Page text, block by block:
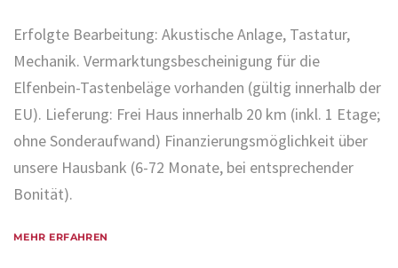
Erfolgte Bearbeitung: Akustische Anlage, Tastatur,
Mechanik. Vermarktungsbescheinigung für die
Elfenbein-Tastenbeläge vorhanden (gültig innerhalb der
EU). Lieferung: Frei Haus innerhalb 20 km (inkl. 1 Etage;
ohne Sonderaufwand) Finanzierungsmöglichkeit über
unsere Hausbank (6-72 Monate, bei entsprechender
Bonität).
MEHR ERFAHREN